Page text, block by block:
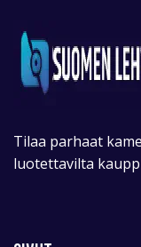
Tilaa parhaat
luotettavilta